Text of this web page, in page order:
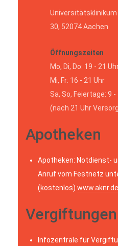
30, 52074 Aachen
Öffnungszeiten
Mo, Di, Do: 19 - 21
Mi, Fr: 16 - 21 Uhr
Sa, So, Feiertage: 9
(nach 21 Uhr
Apotheken
Apotheken: Notdienst-
Anruf vom Festnetz
(kostenlos) www.aknr.de
Vergiftungen
Infozentrale für